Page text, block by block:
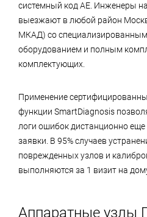
системный код AE. Инженеры
выезжают в любой район
МКАД) со специализированным
оборудованием и полным
комплектующих.
Применение
функции SmartDiagnosis
логи ошибок дистанционно
заявки. В 95% случаев
поврежденных узлов и
выполняются за 1 визит на
Аппаратные узлы